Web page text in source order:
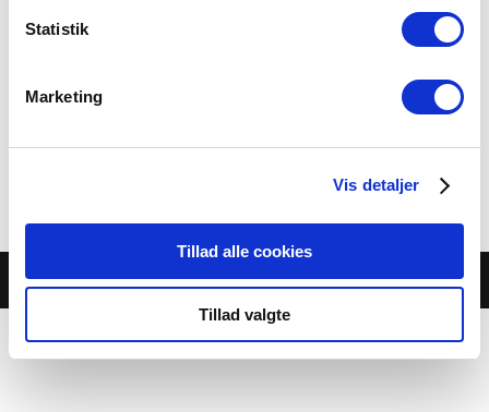
Statistik
Marketing
Vis detaljer
Tillad alle cookies
Tillad valgte
WIENERSCHNITZEL
229.00 kr.
Brasede kartofler, skysauce, ærter og ”wienerdreng”
© Café Jambo |Cookie- og privatlivspolitik